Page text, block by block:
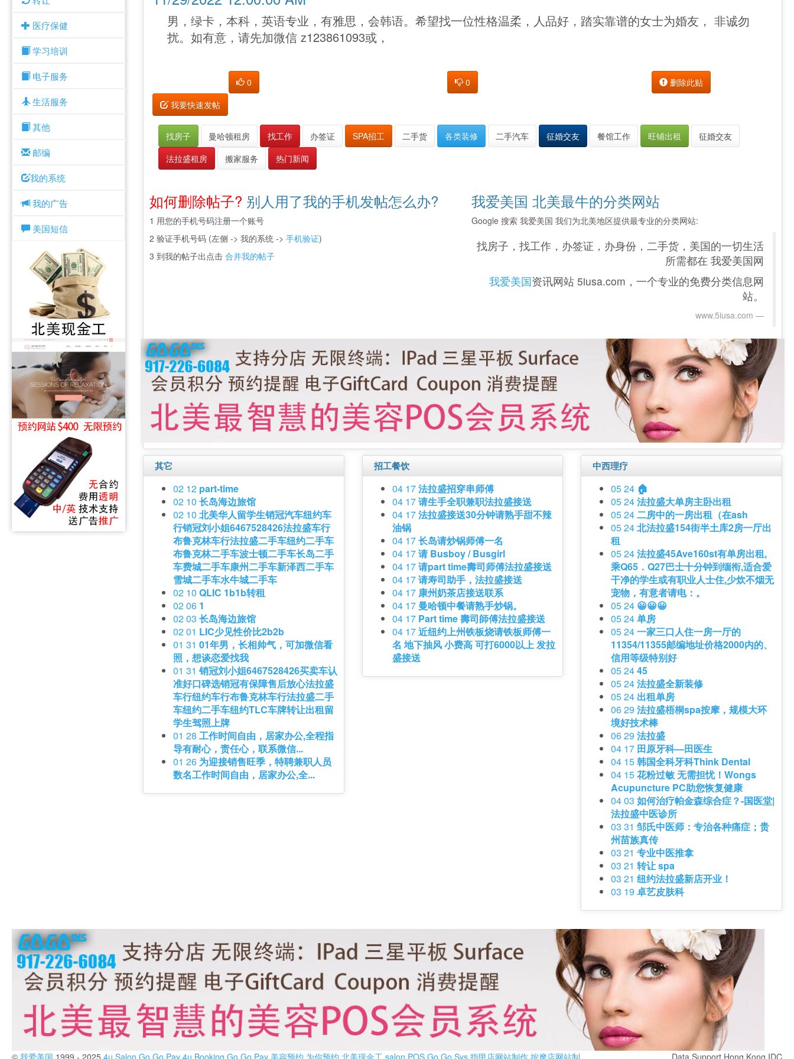
医疗保健
学习培训
电子服务
生活服务
其他
邮编
我的系统
我的广告
美国短信
男，绿卡，本科，英语专业，有雅思，会韩语。希望找一位性格温柔，人品好，踏实靠谱的女士为婚友， 非诚勿
扰。如有意，请先加微信 z123861093或，
0 0
删除此贴
我要快速发帖
找房子 曼哈顿租房 找工作 办签证 SPA招工 二手货 各类装修 二手汽车 征婚交友 餐馆工作 旺铺出租
征婚交友
法拉盛租房
搬家服务 热门新闻
如何删除帖子? 别人用了我的手机发帖怎么办?
1 用您的手机号码注册一个账号
2 验证手机号码 (左侧 -> 我的系统 ->手机验证)
3 到我的帖子出点击合并我的帖子
我爱美国 北美最牛的分类网站
Google 搜索 我爱美国 我们为北美地区提供最专业的分类网站:
找房子，找工作，办签证，办身份，二手货，美国的一切生活
所需都在 我爱美国网
我爱美国资讯网站 5iusa.com，一个专业的免费分类信息网
站。
www.5iusa.com‎
其它
02 12 part-time
02 10长岛海边旅馆
02 10北美华人留学生销冠汽车纽约车
行销冠刘小姐6467528426法拉盛车行
布鲁克林车行法拉盛二手车纽约二手车
布鲁克林二手车波士顿二手车长岛二手
车费城二手车康州二手车新泽西二手车
雪城二手车水牛城二手车
02 10QLIC 1b1b转租
02 06 1
02 03长岛海边旅馆
02 01 LIC少见性价比2b2b
01 3101年男，长相帅气，可加微信看
照，想谈恋爱找我
01 31销冠刘小姐6467528426买卖车认
准好口碑选销冠有保障售后放心法拉盛
车行纽约车行布鲁克林车行法拉盛二手
车纽约二手车纽约TLC车牌转让出租留
学生驾照上牌
01 28工作时间自由，居家办公,全程指
导有耐心，责任心，联系微信...
01 26 为迎接销售旺季，特聘兼职人员
数名工作时间自由，居家办公,全...
招工餐饮
04 17法拉盛招穿串师傅
04 17请生手全职兼职法拉盛接送
04 17法拉盛接送30分钟请熟手甜不辣
油锅
04 17长岛请炒锅师傅一名
04 17请 Busboy / Busgirl
04 17请part time壽司师傅法拉盛接送
04 17请寿司助手，法拉盛接送
04 17 康州奶茶店接送联系
04 17 曼哈顿中餐请熟手炒锅。
04 17 Part time 壽司師傅法拉盛接送
04 17近纽约上州铁板烧请铁板师傅一
名 地下抽风 小费高 可打6000以上 发拉
盛接送
中西理疗
05 24 🏠
05 24法拉盛大单房主卧出租
05 24二房中的一房出租（在ash
05 24北法拉盛154街半土库2房一厅出
租
05 24法拉盛45Ave160st有单房出租,
乘Q65．Q27巴士十分钟到缅衔,适合爱
干净的学生或有职业人士住,少炊不烟无
宠物，有意者请电：。
05 24 😀😀😀
05 24单房
05 24一家三口人住一房一厅的
11354/11355邮编地址价格2000内的、
信用等级特别好
05 2445
05 24法拉盛全新装修
05 24 出租单房
06 29法拉盛梧桐spa按摩，规模大环
境好技术棒
06 29法拉盛
04 17 田原牙科—田医生
04 15韩国全科牙科Think Dental
04 15花粉过敏 无需担忧！Wongs
Acupuncture PC助您恢复健康
04 03如何治疗帕金森综合症？-国医堂|
法拉盛中医诊所
03 31邹氏中医师：专治各种痛症；贵
州苗族真传
03 21专业中医推拿
03 21转让 spa
03 21纽约法拉盛新店开业！
03 19卓艺皮肤科